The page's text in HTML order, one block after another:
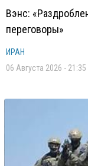
Вэнс:
переговоры»
ИРАН
06 Августа 2026 - 21:35